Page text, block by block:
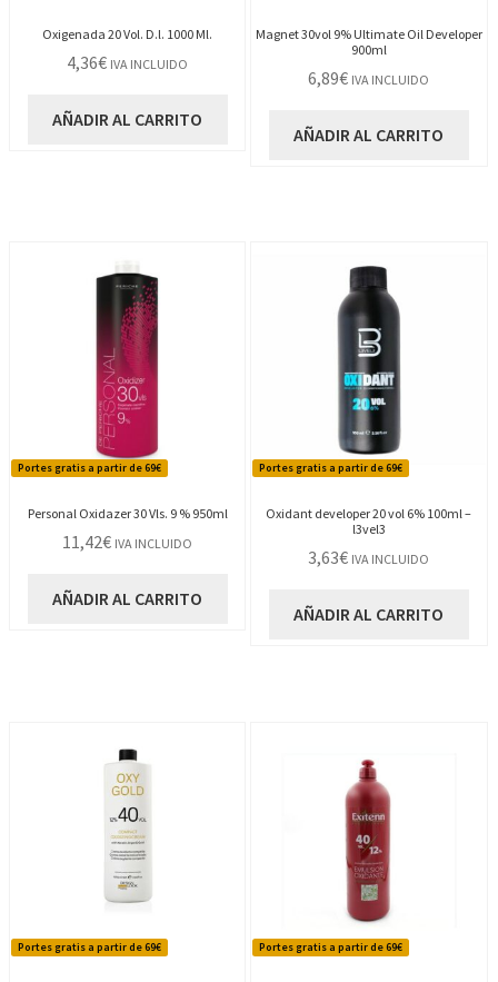
Oxigenada 20 Vol. D.l. 1000 Ml.
4,36€ IVA INCLUIDO
AÑADIR AL CARRITO
Magnet 30vol 9% Ultimate Oil Developer
900ml
6,89€ IVA INCLUIDO
AÑADIR AL CARRITO
Portes gratis a partir de 69€
Personal Oxidazer 30 Vls. 9 % 950ml
11,42€ IVA INCLUIDO
AÑADIR AL CARRITO
Portes gratis a partir de 69€
Oxidant developer 20 vol 6% 100ml –
l3vel3
3,63€ IVA INCLUIDO
AÑADIR AL CARRITO
Portes gratis a partir de 69€ Portes gratis a partir de 69€